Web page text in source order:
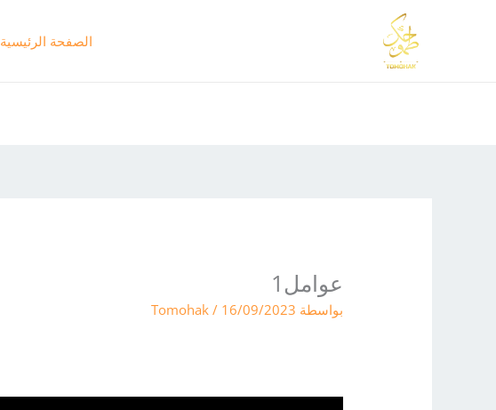
الصفحة الرئيسية
عوامل1
بواسطة Tomohak / 16/09/2023